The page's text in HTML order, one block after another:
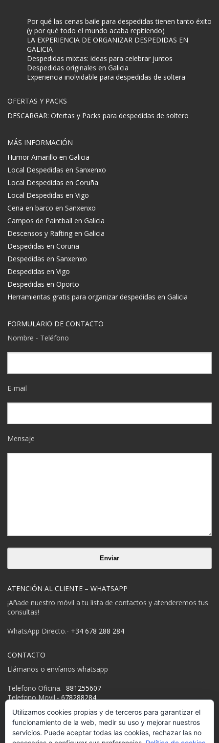
Por qué las cenas baile para despedidas tienen tanto éxito
(y por qué todo el mundo acaba repitiendo)
LA EXPERIENCIA DE ORGANIZAR DESPEDIDAS EN
GALICIA
Despedidas mixtas: ideas para celebrar juntos
Despedidas originales en Galicia
Experiencia inolvidable para despedidas de soltera
OFERTAS Y PACKS
DESCARGAR: Ofertas y Packs para despedidas de soltero
MÁS INFORMACIÓN
Humor Amarillo en Galicia
Local Despedidas en Sanxenxo
Local Despedidas en Coruña
Local Despedidas en Vigo
Cena en barco en Sanxenxo
Campos de Paintball en Galicia
Descensos y Rafting en Galicia
Despedidas en Coruña
Despedidas en Sanxenxo
Despedidas en Vigo
Despedidas en Oporto
Herramientas gratis para organizar despedidas en Galicia
FORMULARIO DE CONTACTO
Nombre - Teléfono
E-mail
Mensaje
ATENCIÓN AL CLIENTE – WHATSAPP
¡Añade nuestro móvil a tu lista de contactos y atenderemos tus
consultas!
WhatsApp Directo.- +34 678 288 284
CONTACTO
Llámanos o envíanos whatsapp
Telefono Oficina.- 881255607
Telefono Movil.-678288284
Política de privacidad
Utilizamos cookies propias y de terceros para garantizar el
funcionamiento de la web, medir su uso y mejorar nuestros
servicios. Puede aceptar todas las cookies, rechazar las no